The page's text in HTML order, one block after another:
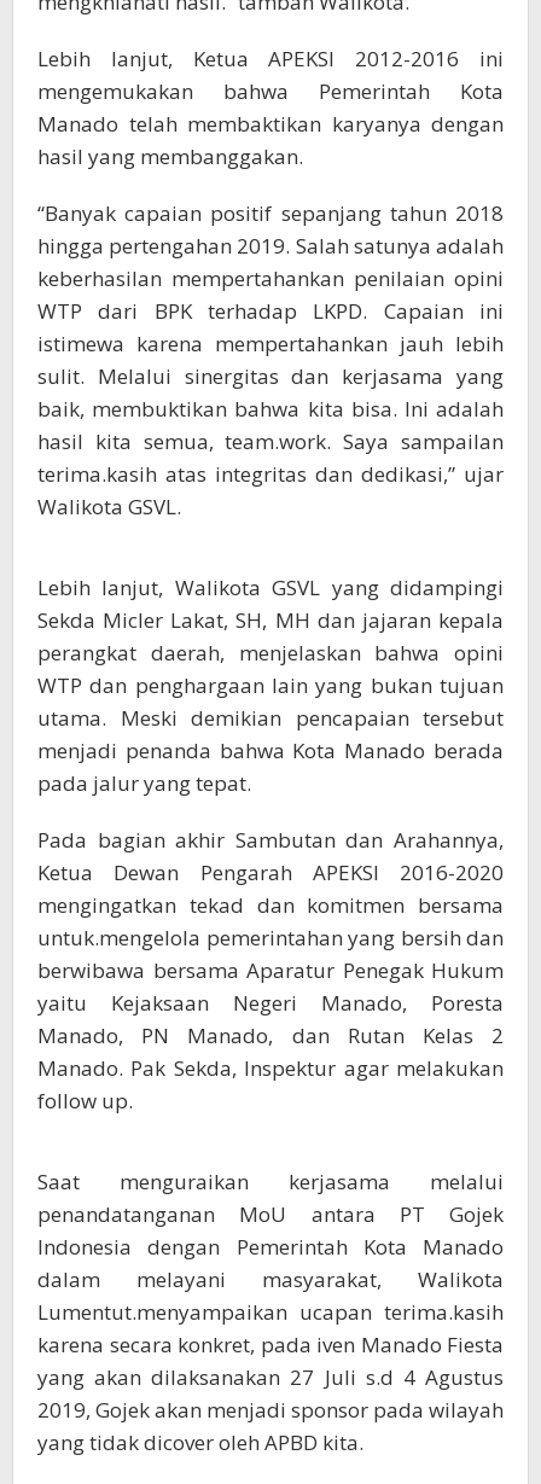
Lebih lanjut, Ketua APEKSI 2012-2016 ini
mengemukakan bahwa Pemerintah Kota
Manado telah membaktikan karyanya dengan
hasil yang membanggakan.
“Banyak capaian positif sepanjang tahun 2018
hingga pertengahan 2019. Salah satunya adalah
keberhasilan mempertahankan penilaian opini
WTP dari BPK terhadap LKPD. Capaian ini
istimewa karena mempertahankan jauh lebih
sulit. Melalui sinergitas dan kerjasama yang
baik, membuktikan bahwa kita bisa. Ini adalah
hasil kita semua, team.work. Saya sampailan
terima.kasih atas integritas dan dedikasi,” ujar
Walikota GSVL.
Lebih lanjut, Walikota GSVL yang didampingi
Sekda Micler Lakat, SH, MH dan jajaran kepala
perangkat daerah, menjelaskan bahwa opini
WTP dan penghargaan lain yang bukan tujuan
utama. Meski demikian pencapaian tersebut
menjadi penanda bahwa Kota Manado berada
pada jalur yang tepat.
Pada bagian akhir Sambutan dan Arahannya,
Ketua Dewan Pengarah APEKSI 2016-2020
mengingatkan tekad dan komitmen bersama
untuk.mengelola pemerintahan yang bersih dan
berwibawa bersama Aparatur Penegak Hukum
yaitu Kejaksaan Negeri Manado, Poresta
Manado, PN Manado, dan Rutan Kelas 2
Manado. Pak Sekda, Inspektur agar melakukan
follow up.
Saat menguraikan kerjasama melalui
penandatanganan MoU antara PT Gojek
Indonesia dengan Pemerintah Kota Manado
dalam melayani masyarakat, Walikota
Lumentut.menyampaikan ucapan terima.kasih
karena secara konkret, pada iven Manado Fiesta
yang akan dilaksanakan 27 Juli s.d 4 Agustus
2019, Gojek akan menjadi sponsor pada wilayah
yang tidak dicover oleh APBD kita.